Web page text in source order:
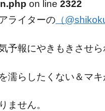
on line 2322
ライターの （
予報にやきもきさせ
濡らしたくない＆マ
ません。